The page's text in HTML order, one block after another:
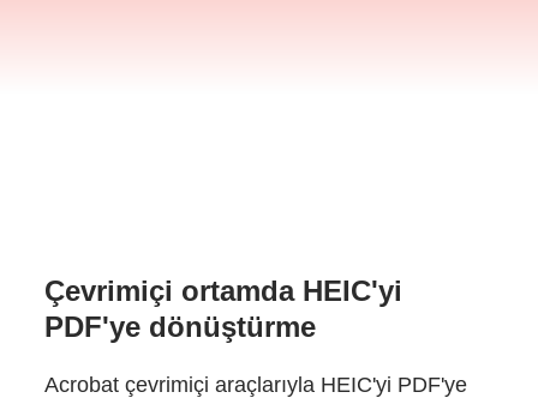
Çevrimiçi ortamda HEIC'yi
PDF'ye dönüştürme
Acrobat çevrimiçi araçlarıyla HEIC'yi PDF'ye